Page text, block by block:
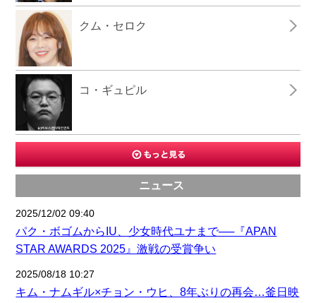
クム・セロク
コ・ギュピル
ニュース
2025/12/02 09:40
パク・ボゴムからIU、少女時代ユナまで──『APAN
STAR AWARDS 2025』激戦の受賞争い
2025/08/18 10:27
キム・ナムギル×チョン・ウヒ、8年ぶりの再会…釜日映